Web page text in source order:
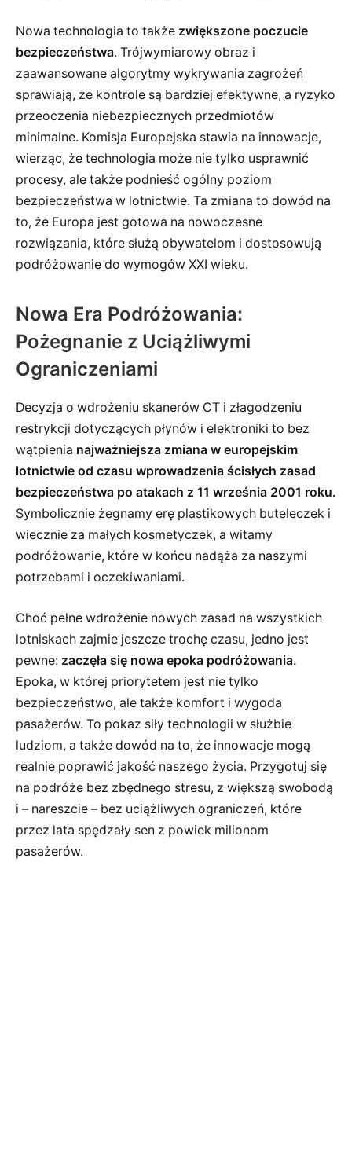
Nowa technologia to także zwiększone poczucie
bezpieczeństwa. Trójwymiarowy obraz i
zaawansowane algorytmy wykrywania zagrożeń
sprawiają, że kontrole są bardziej efektywne, a ryzyko
przeoczenia niebezpiecznych przedmiotów
minimalne. Komisja Europejska stawia na innowacje,
wierząc, że technologia może nie tylko usprawnić
procesy, ale także podnieść ogólny poziom
bezpieczeństwa w lotnictwie. Ta zmiana to dowód na
to, że Europa jest gotowa na nowoczesne
rozwiązania, które służą obywatelom i dostosowują
podróżowanie do wymogów XXI wieku.
Nowa Era Podróżowania:
Pożegnanie z Uciążliwymi
Ograniczeniami
Decyzja o wdrożeniu skanerów CT i złagodzeniu
restrykcji dotyczących płynów i elektroniki to bez
wątpienia najważniejsza zmiana w europejskim
lotnictwie od czasu wprowadzenia ścisłych zasad
bezpieczeństwa po atakach z 11 września 2001 roku.
Symbolicznie żegnamy erę plastikowych buteleczek i
wiecznie za małych kosmetyczek, a witamy
podróżowanie, które w końcu nadąża za naszymi
potrzebami i oczekiwaniami.
Choć pełne wdrożenie nowych zasad na wszystkich
lotniskach zajmie jeszcze trochę czasu, jedno jest
pewne: zaczęła się nowa epoka podróżowania.
Epoka, w której priorytetem jest nie tylko
bezpieczeństwo, ale także komfort i wygoda
pasażerów. To pokaz siły technologii w służbie
ludziom, a także dowód na to, że innowacje mogą
realnie poprawić jakość naszego życia. Przygotuj się
na podróże bez zbędnego stresu, z większą swobodą
i – nareszcie – bez uciążliwych ograniczeń, które
przez lata spędzały sen z powiek milionom
pasażerów.